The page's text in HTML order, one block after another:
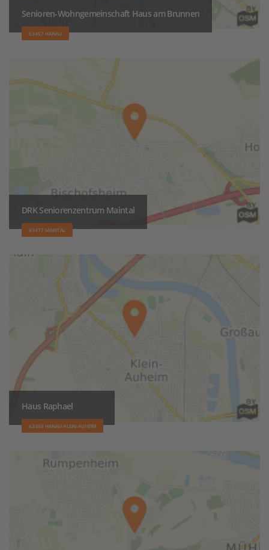
Senioren-Wohngemeinschaft Haus am Brunnen
63457 HANAU
DRK Seniorenzentrum Maintal
63477 MAINTAL
Haus Raphael
63456 HANAU-KLEIN-AUHEIM